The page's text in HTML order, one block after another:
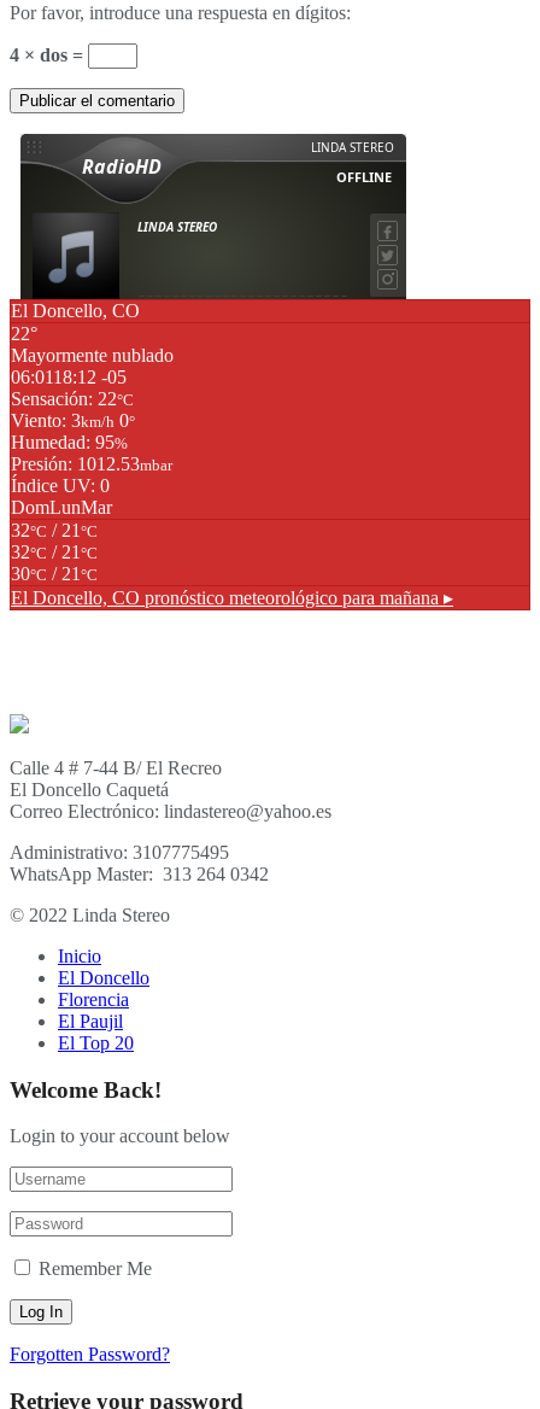
Por favor, introduce una respuesta en dígitos:
4 × dos =
El Doncello, CO
22°
Mayormente nublado
06:0118:12 -05
Sensación: 22°C
Viento: 3km/h 0°
Humedad: 95%
Presión: 1012.53mbar
Índice UV: 0
DomLunMar
32°C / 21 °C
32°C / 21 °C
30°C / 21 °C
El Doncello, CO pronóstico meteorológico para mañana ▸
Calle 4 # 7-44 B/ El Recreo
El Doncello Caquetá
Correo Electrónico: lindastereo@yahoo.es
Administrativo: 3107775495
WhatsApp Master: 313 264 0342
© 2022 Linda Stereo
Inicio
El Doncello
Florencia
El Paujil
El Top 20
Welcome Back!
Login to your account below
Remember Me
Forgotten Password?
Retrieve your password